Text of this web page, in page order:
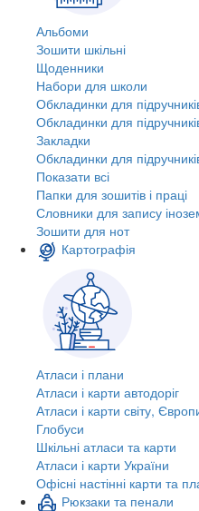
Альбоми
Зошити шкільні
Щоденники
Набори для школи
Обкладинки для
Обкладинки для
Закладки
Обкладинки для
Показати всі
Папки для зошитів і праці
Словники для запису
Зошити для нот
Картографія
Атласи і плани
Атласи і карти автодоріг
Атласи і карти світу,
Глобуси
Шкільні атласи та карти
Атласи і карти України
Офісні настінні карти та
Рюкзаки та пенали